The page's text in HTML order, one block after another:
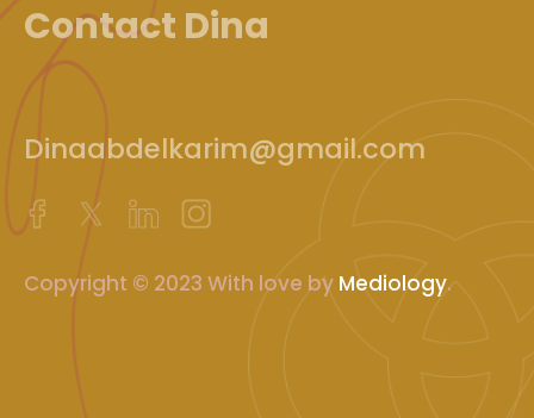
Contact Dina
Dinaabdelkarim@gmail.com
Copyright © 2023 With love by Mediology.